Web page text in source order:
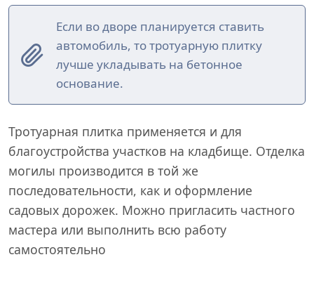
Если во дворе планируется ставить
автомобиль, то тротуарную плитку
лучше укладывать на бетонное
основание.
Тротуарная плитка применяется и для
благоустройства участков на кладбище. Отделка
могилы производится в той же
последовательности, как и оформление
садовых дорожек. Можно пригласить частного
мастера или выполнить всю работу
самостоятельно